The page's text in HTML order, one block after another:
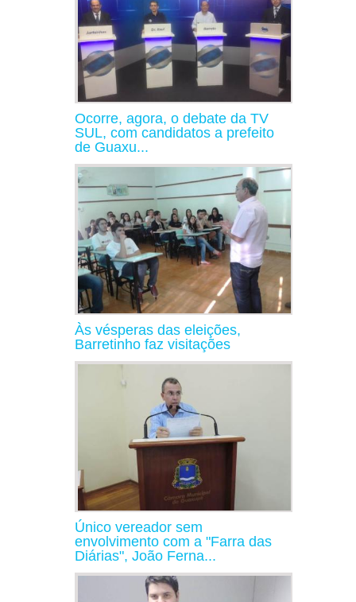
Ocorre, agora, o debate da TV
SUL, com candidatos a prefeito
de Guaxu...
Às vésperas das eleições,
Barretinho faz visitações
Único vereador sem
envolvimento com a "Farra das
Diárias", João Ferna...